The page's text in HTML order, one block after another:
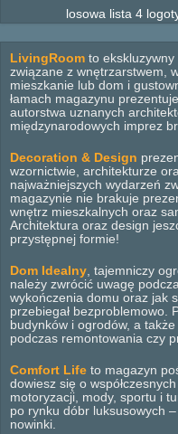
losowa lista 4
LivingRoom to
związane z wnętrzarstwem,
mieszkanie lub dom i
łamach magazynu
autorstwa uznanych
międzynarodowych imprez
Decoration & Design
wzornictwie, architekturze
najważniejszych wydarzeń
magazynie nie brakuje
wnętrz mieszkalnych oraz
Architektura oraz design
przystępnej formie!
Dom Idealny , tajemniczy
należy zwrócić uwagę
wykończenia domu oraz jak
przebiegał bezproblemowo.
budynków i ogrodów, a
podczas remontowania czy
Comfort Life to magazyn
dowiesz się o
motoryzacji, mody, sportu i
po rynku dóbr luksusowych
nowinki.